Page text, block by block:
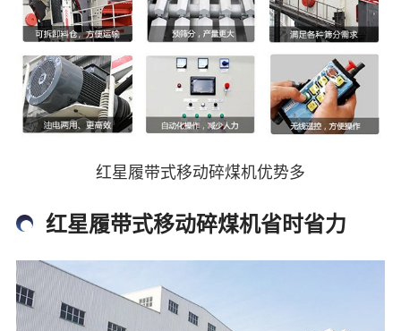
红星履带式移动碎煤机优势多
红星履带式移动碎煤机省时省力